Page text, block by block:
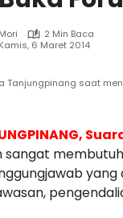
Mori
2 Min Baca
Kamis, 6 Maret 2014
Tanjungpinang saat
sangat
yang